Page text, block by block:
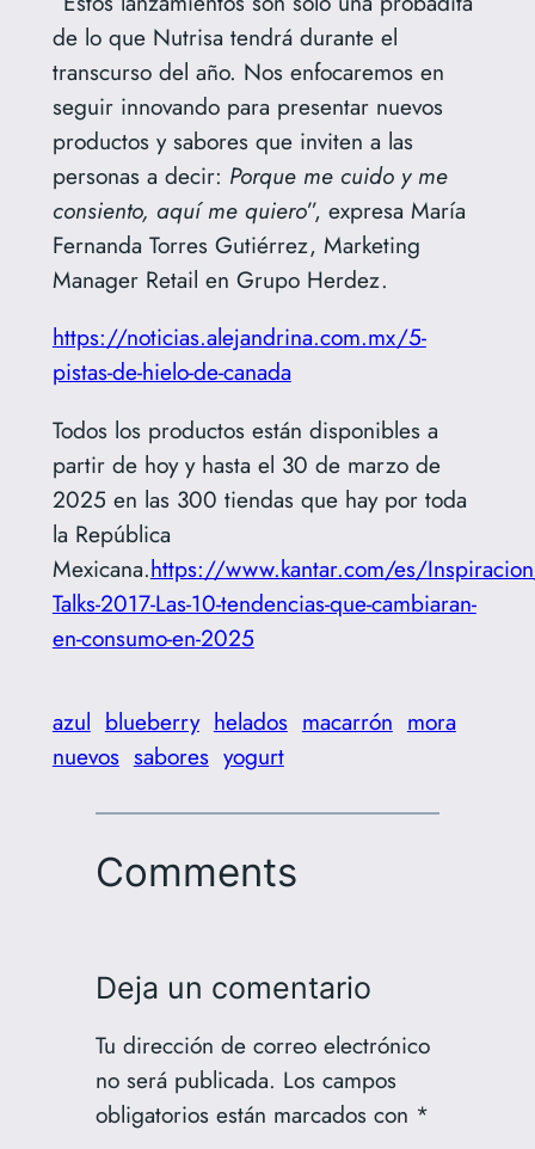
de lo que Nutrisa tendrá durante el
transcurso del año. Nos enfocaremos en
seguir innovando para presentar nuevos
productos y sabores que inviten a las
personas a decir: Porque me cuido y me
consiento, aquí me quiero”, expresa María
Fernanda Torres Gutiérrez, Marketing
Manager Retail en Grupo Herdez.
https://noticias.alejandrina.com.mx/5-
pistas-de-hielo-de-canada
Todos los productos están disponibles a
partir de hoy y hasta el 30 de marzo de
2025 en las 300 tiendas que hay por toda
la República
Mexicana.https://www.kantar.com/es/
Talks-2017-Las-10-tendencias-que-cambiaran-
en-consumo-en-2025
azul blueberry helados macarrón mora
nuevos sabores yogurt
Comments
Deja un comentario
Tu dirección de correo electrónico
no será publicada. Los campos
obligatorios están marcados con *